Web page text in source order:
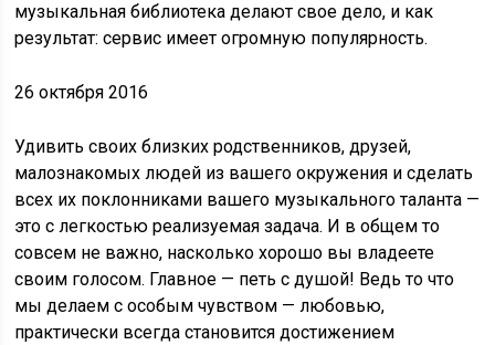
музыкальная библиотека делают свое дело, и как
результат: сервис имеет огромную популярность.
26 октября 2016
Удивить своих близких родственников, друзей,
малознакомых людей из вашего окружения и сделать
всех их поклонниками вашего музыкального таланта —
это с легкостью реализуемая задача. И в общем то
совсем не важно, насколько хорошо вы владеете
своим голосом. Главное — петь с душой! Ведь то что
мы делаем с особым чувством — любовью,
практически всегда становится достижением